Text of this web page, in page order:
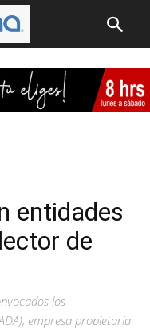
entidades
de
los
empresa propietaria